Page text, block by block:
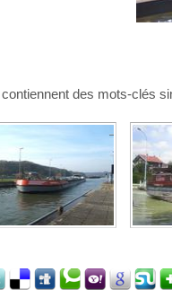
des mots-clés